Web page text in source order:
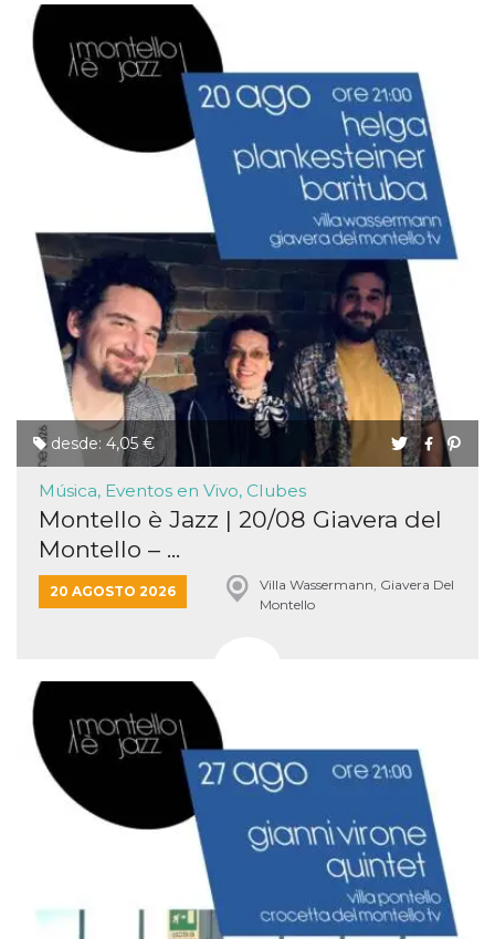
desde: 4,05 €
Música, Eventos en Vivo, Clubes
Montello è Jazz | 20/08 Giavera del
Montello – ...
20 AGOSTO 2026
Villa Wassermann, Giavera Del
Montello